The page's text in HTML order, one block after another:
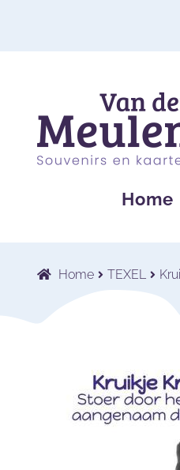
navigatie
inhoud
Home
Home TEXEL